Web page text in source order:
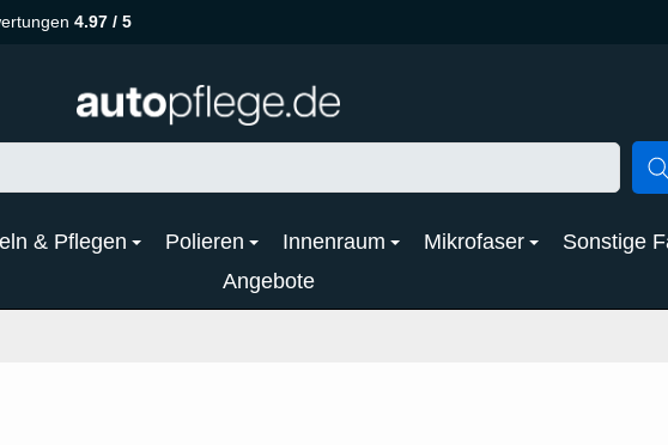
4.97 / 5
& Pflegen Polieren Innenraum Mikrofaser Sonstige
Angebote